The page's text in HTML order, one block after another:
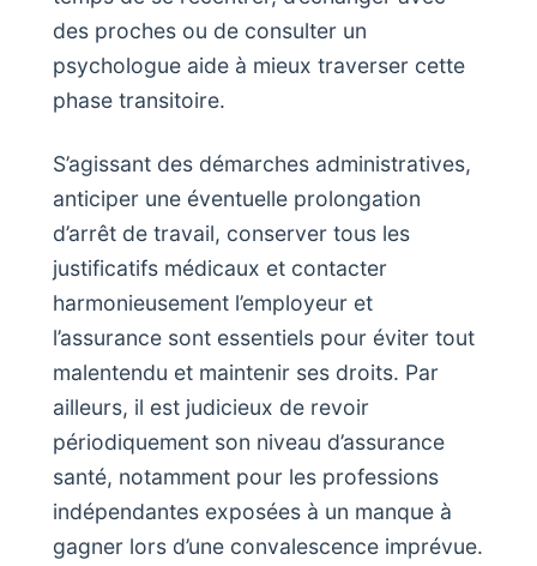
des proches ou de consulter un
psychologue aide à mieux traverser cette
phase transitoire.
S’agissant des démarches administratives,
anticiper une éventuelle prolongation
d’arrêt de travail, conserver tous les
justificatifs médicaux et contacter
harmonieusement l’employeur et
l’assurance sont essentiels pour éviter tout
malentendu et maintenir ses droits. Par
ailleurs, il est judicieux de revoir
périodiquement son niveau d’assurance
santé, notamment pour les professions
indépendantes exposées à un manque à
gagner lors d’une convalescence imprévue.